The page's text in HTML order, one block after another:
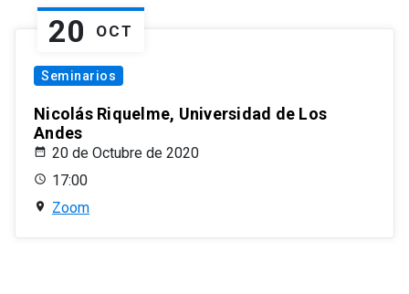
20 OCT
Seminarios
Nicolás Riquelme, Universidad de Los
Andes
20 de Octubre de 2020
17:00
Zoom